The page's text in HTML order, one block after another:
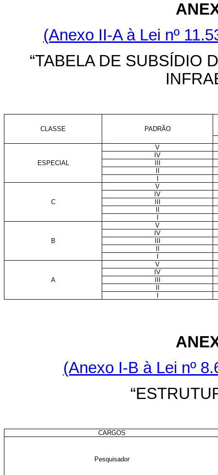
(Anexo II-A à Lei nº
“TABELA DE SUBSÍDIO
CLASSE PADRÃO
ESPECIAL
V
IV
C
V
IV
B
V
IV
A
V
IV
(Anexo I-B à Lei nº
CARGOS
Pesquisador